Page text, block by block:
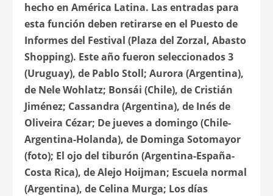
hecho en América Latina. Las entradas para
esta función deben retirarse en el Puesto de
Informes del Festival (Plaza del Zorzal, Abasto
Shopping). Este año fueron seleccionados3
(Uruguay), de Pablo Stoll; Aurora (Argentina),
de Nele Wohlatz; Bonsái (Chile), de Cristián
Jiménez; Cassandra (Argentina), de Inés de
Oliveira Cézar; De jueves a domingo(Chile-
Argentina-Holanda), de Dominga Sotomayor
(foto); El ojo del tiburón (Argentina-España-
Costa Rica), de Alejo Hoijman; Escuela normal
(Argentina), de Celina Murga; Los días